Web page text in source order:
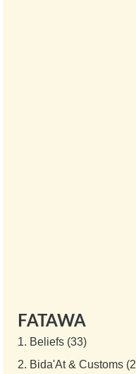
FATAWA
1. Beliefs (33)
2. Bida'At & Customs